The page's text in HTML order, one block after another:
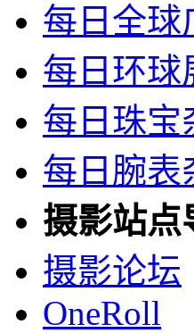
每日全球
每日环球
每日珠宝
每日腕表
摄影站点
摄影论坛
OneRoll